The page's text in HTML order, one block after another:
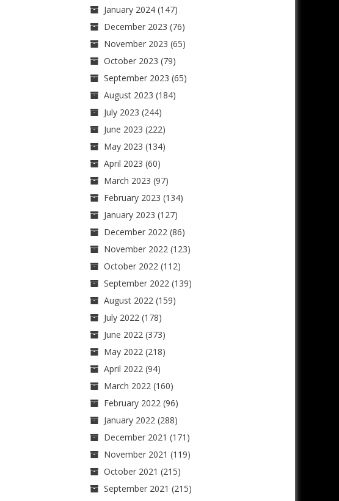
January 2024(147)
December 2023 (76)
November 2023 (65)
October 2023 (79)
September 2023 (65)
August 2023 (184)
July 2023 (244)
June 2023 (222)
May 2023 (134)
April 2023 (60)
March 2023 (97)
February 2023 (134)
January 2023 (127)
December 2022(86)
November 2022(123)
October 2022(112)
September 2022(139)
August 2022(159)
July 2022(178)
June 2022(373)
May 2022(218)
April 2022(94)
March 2022(160)
February 2022(96)
January 2022(288)
December 2021 (171)
November 2021 (119)
October 2021 (215)
September 2021 (215)